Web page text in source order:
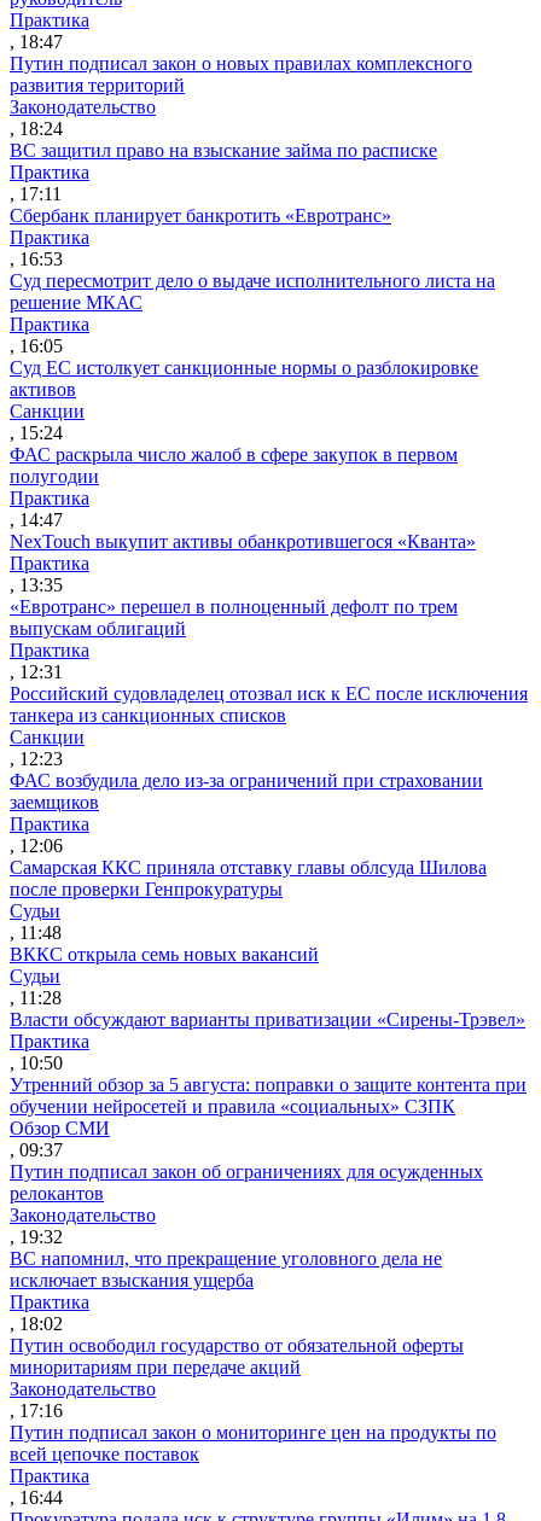
Практика
, 18:47
Путин подписал закон о новых правилах комплексного
развития территорий
Законодательство
, 18:24
ВС защитил право на взыскание займа по расписке
Практика
, 17:11
Сбербанк планирует банкротить «Евротранс»
Практика
, 16:53
Суд пересмотрит дело о выдаче исполнительного листа на
решение МКАС
Практика
, 16:05
Суд ЕС истолкует санкционные нормы о разблокировке
активов
Санкции
, 15:24
ФАС раскрыла число жалоб в сфере закупок в первом
полугодии
Практика
, 14:47
NexTouch выкупит активы обанкротившегося «Кванта»
Практика
, 13:35
«Евротранс» перешел в полноценный дефолт по трем
выпускам облигаций
Практика
, 12:31
Российский судовладелец отозвал иск к ЕС после исключения
танкера из санкционных списков
Санкции
, 12:23
ФАС возбудила дело из-за ограничений при страховании
заемщиков
Практика
, 12:06
Самарская ККС приняла отставку главы облсуда Шилова
после проверки Генпрокуратуры
Судьи
, 11:48
ВККС открыла семь новых вакансий
Судьи
, 11:28
Власти обсуждают варианты приватизации «Сирены-Трэвел»
Практика
, 10:50
Утренний обзор за 5 августа: поправки о защите контента при
обучении нейросетей и правила «социальных» СЗПК
Обзор СМИ
, 09:37
Путин подписал закон об ограничениях для осужденных
релокантов
Законодательство
, 19:32
ВС напомнил, что прекращение уголовного дела не
исключает взыскания ущерба
Практика
, 18:02
Путин освободил государство от обязательной оферты
миноритариям при передаче акций
Законодательство
, 17:16
Путин подписал закон о мониторинге цен на продукты по
всей цепочке поставок
Практика
, 16:44